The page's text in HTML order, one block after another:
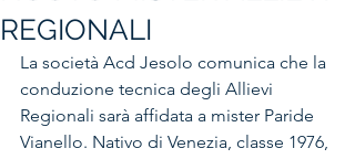
REGIONALI
La società Acd Jesolo comunica che la
conduzione tecnica degli Allievi
Regionali sarà affidata a mister Paride
Vianello. Nativo di Venezia, classe 1976,